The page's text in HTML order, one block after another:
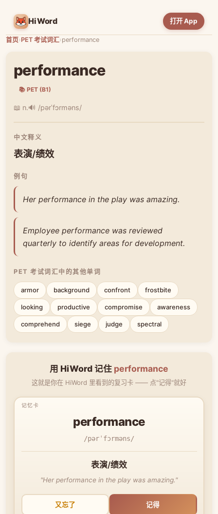
HiWord 打开 App
首页›PET 考试词汇›performance
performance
📚 PET (B1)
📖 n.🔊 /pərˈfɔrməns/
中文释义
表演/绩效
例句
Her performance in the play was amazing.
Employee performance was reviewed
quarterly to identify areas for development.
PET 考试词汇中的其他单词
armor background confront frostbite
looking productive compromise awareness
comprehend siege judge spectral
用 HiWord 记住 performance
这就是你在 HiWord 里看到的复习卡 —— 点"记得"就好
performance
/pərˈfɔrməns/
表演/绩效
"Her performance in the play was amazing."
又忘了 记得